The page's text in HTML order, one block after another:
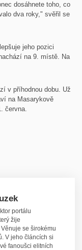
dosáhnete toho, co
dva roky," svěřil se
jeho pozici
na 9. místě. Na
v příhodnou dobu. Už
na Masarykově
června.
portálu
žije
se širokému
V jeho článcích si
fanoušci elitních